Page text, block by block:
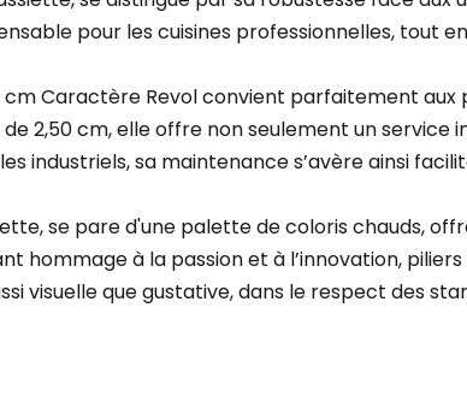
pour les cuisines professionnelles, tout
Caractère Revol convient parfaitement aux
2,50 cm, elle offre non seulement un
industriels, sa maintenance s’avère ainsi
se pare d'une palette de coloris chauds,
hommage à la passion et à l’innovation,
visuelle que gustative, dans le respect des